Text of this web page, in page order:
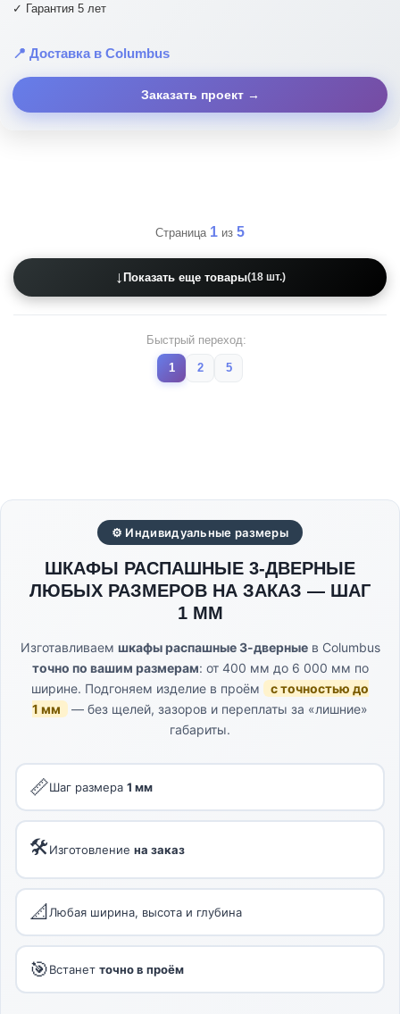
✓ Гарантия 5 лет
📍 Доставка в Columbus
Заказать проект →
Страница 1 из 5
↓ Показать еще товары(18 шт.)
Быстрый переход:
1 2 5
⚙ Индивидуальные размеры
ШКАФЫ РАСПАШНЫЕ 3-ДВЕРНЫЕ
ЛЮБЫХ РАЗМЕРОВ НА ЗАКАЗ — ШАГ
1 ММ
Изготавливаем шкафы распашные 3-дверныев Columbus
точно по вашим размерам: от 400 мм до 6 000 мм по
ширине. Подгоняем изделие в проём
с точностью до
1 мм
— без щелей, зазоров и переплаты за «лишние»
габариты.
📏Шаг размера 1 мм
🛠Изготовление на заказ
📐 Любая ширина, высота и глубина
🎯Встанет точно в проём